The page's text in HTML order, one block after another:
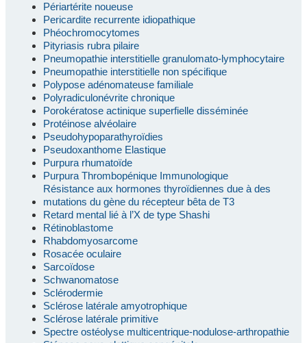
Périartérite noueuse
Pericardite recurrente idiopathique
Phéochromocytomes
Pityriasis rubra pilaire
Pneumopathie interstitielle granulomato-lymphocytaire
Pneumopathie interstitielle non spécifique
Polypose adénomateuse familiale
Polyradiculonévrite chronique
Porokératose actinique superfielle disséminée
Protéinose alvéolaire
Pseudohypoparathyroïdies
Pseudoxanthome Elastique
Purpura rhumatoïde
Purpura Thrombopénique Immunologique
Résistance aux hormones thyroïdiennes due à des
mutations du gène du récepteur bêta de T3
Retard mental lié à l’X de type Shashi
Rétinoblastome
Rhabdomyosarcome
Rosacée oculaire
Sarcoïdose
Schwanomatose
Sclérodermie
Sclérose latérale amyotrophique
Sclérose latérale primitive
Spectre ostéolyse multicentrique-nodulose-arthropathie